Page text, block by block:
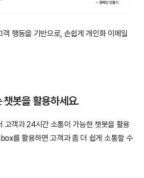
행동을 기반으로, 손쉽게 개인화 이메일
봇을 활용하세요.
고객과 24시간 소통이 가능한 챗봇을 활용
를 활용하면 고객과 좀 더 쉽게 소통할 수